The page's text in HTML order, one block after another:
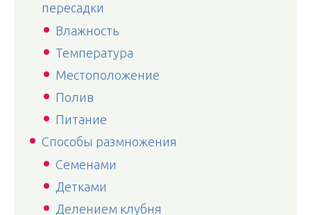
пересадки
Влажность
Температура
Местоположение
Полив
Питание
Способы размножения
Семенами
Детками
Делением клубня